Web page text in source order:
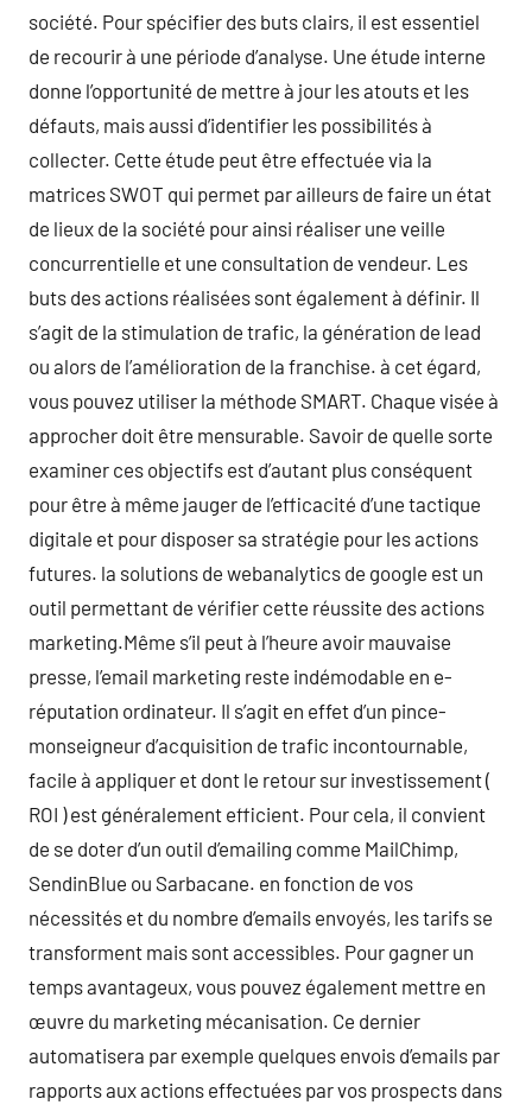
société. Pour spécifier des buts clairs, il est essentiel
de recourir à une période d’analyse. Une étude interne
donne l’opportunité de mettre à jour les atouts et les
défauts, mais aussi d’identifier les possibilités à
collecter. Cette étude peut être effectuée via la
matrices SWOT qui permet par ailleurs de faire un état
de lieux de la société pour ainsi réaliser une veille
concurrentielle et une consultation de vendeur. Les
buts des actions réalisées sont également à définir. Il
s’agit de la stimulation de trafic, la génération de lead
ou alors de l’amélioration de la franchise. à cet égard,
vous pouvez utiliser la méthode SMART. Chaque visée à
approcher doit être mensurable. Savoir de quelle sorte
examiner ces objectifs est d’autant plus conséquent
pour être à même jauger de l’efficacité d’une tactique
digitale et pour disposer sa stratégie pour les actions
futures. la solutions de webanalytics de google est un
outil permettant de vérifier cette réussite des actions
marketing.Même s’il peut à l’heure avoir mauvaise
presse, l’email marketing reste indémodable en e-
réputation ordinateur. Il s’agit en effet d’un pince-
monseigneur d’acquisition de trafic incontournable,
facile à appliquer et dont le retour sur investissement (
ROI ) est généralement efficient. Pour cela, il convient
de se doter d’un outil d’emailing comme MailChimp,
SendinBlue ou Sarbacane. en fonction de vos
nécessités et du nombre d’emails envoyés, les tarifs se
transforment mais sont accessibles. Pour gagner un
temps avantageux, vous pouvez également mettre en
œuvre du marketing mécanisation. Ce dernier
automatisera par exemple quelques envois d’emails par
rapports aux actions effectuées par vos prospects dans